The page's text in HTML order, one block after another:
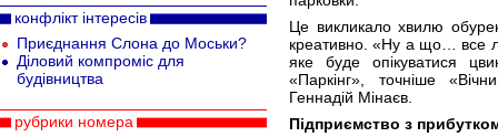
Це викликало хвилю
креативно. «Ну а що… все
яке буде опікуватися
«Паркінг», точніше
Геннадій Мінаєв.
Підприємство з
конфлікт інтересів
Приєднання Слона до Моськи?
Діловий компроміс для
будівництва
рубрики номера